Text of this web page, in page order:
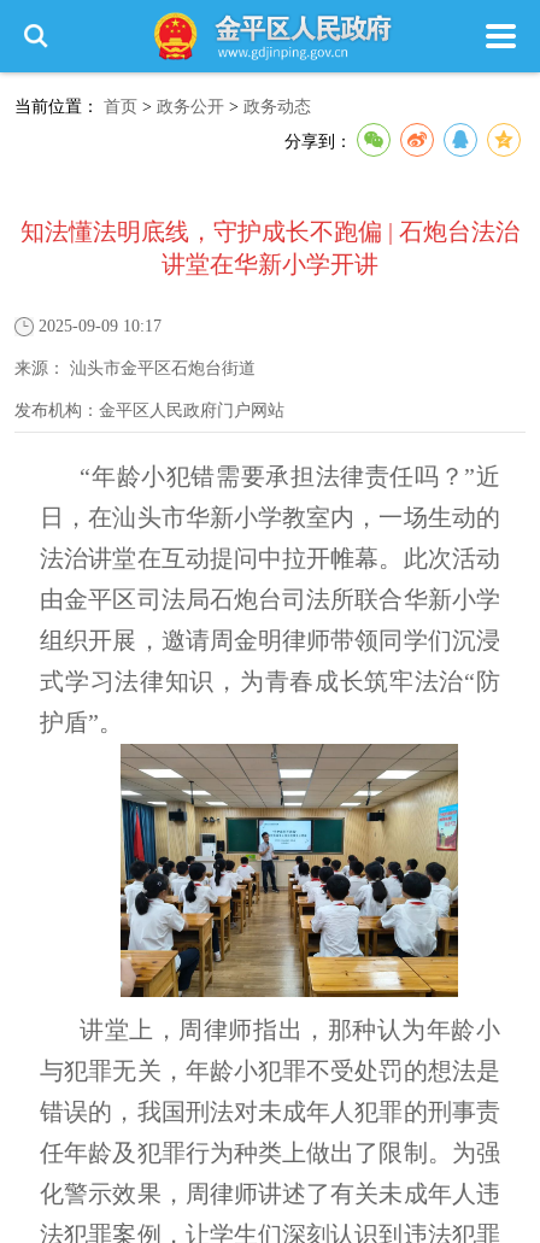
当前位置： 首页 > 政务公开 > 政务动态
分享到：
知法懂法明底线，守护成长不跑偏 | 石炮台法治
讲堂在华新小学开讲
2025-09-09 10:17
来源： 汕头市金平区石炮台街道
发布机构： 金平区人民政府门户网站
“年龄小犯错需要承担法律责任吗？”近
日，在汕头市华新小学教室内，一场生动的
法治讲堂在互动提问中拉开帷幕。此次活动
由金平区司法局石炮台司法所联合华新小学
组织开展，邀请周金明律师带领同学们沉浸
式学习法律知识，为青春成长筑牢法治“防
护盾”。
讲堂上，周律师指出，那种认为年龄小
与犯罪无关，年龄小犯罪不受处罚的想法是
错误的，我国刑法对未成年人犯罪的刑事责
任年龄及犯罪行为种类上做出了限制。为强
化警示效果，周律师讲述了有关未成年人违
法犯罪案例，让学生们深刻认识到违法犯罪